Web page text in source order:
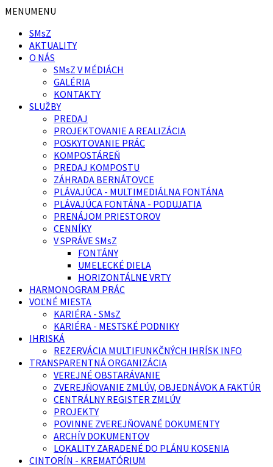
Preskočiť
obsah
Preskočiť
pätičku
MENUMENU
SMsZ
AKTUALITY
O NÁS
SMsZ V MÉDIÁCH
GALÉRIA
KONTAKTY
SLUŽBY
PREDAJ
PROJEKTOVANIE A REALIZÁCIA
POSKYTOVANIE PRÁC
KOMPOSTÁREŇ
PREDAJ KOMPOSTU
ZÁHRADA BERNÁTOVCE
PLÁVAJÚCA - MULTIMEDIÁLNA FONTÁNA
PLÁVAJÚCA FONTÁNA - PODUJATIA
PRENÁJOM PRIESTOROV
CENNÍKY
V SPRÁVE SMsZ
FONTÁNY
UMELECKÉ DIELA
HORIZONTÁLNE VRTY
HARMONOGRAM PRÁC
VOĽNÉ MIESTA
KARIÉRA - SMsZ
KARIÉRA - MESTSKÉ PODNIKY
IHRISKÁ
REZERVÁCIA MULTIFUNKČNÝCH IHRÍSK INFO
TRANSPARENTNÁ ORGANIZÁCIA
VEREJNÉ OBSTARÁVANIE
ZVEREJŇOVANIE ZMLÚV, OBJEDNÁVOK A FAKTÚR
CENTRÁLNY REGISTER ZMLÚV
PROJEKTY
POVINNE ZVEREJŇOVANÉ DOKUMENTY
ARCHÍV DOKUMENTOV
LOKALITY ZARADENÉ DO PLÁNU KOSENIA
CINTORÍN - KREMATÓRIUM